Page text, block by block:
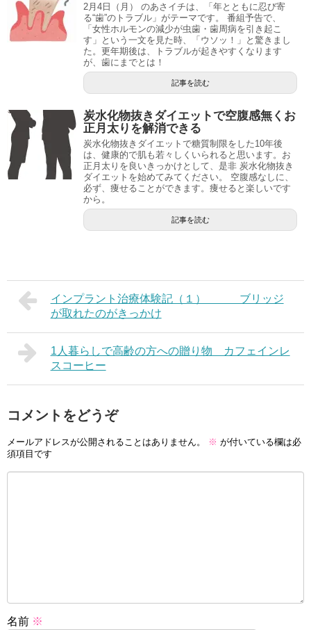
2月4日（月） のあさイチは、「年とともに忍び寄
る“歯”のトラブル」がテーマです。 番組予告で、
「女性ホルモンの減少が虫歯・歯周病を引き起こ
す」という一文を見た時、「ウソッ！」と驚きまし
た。更年期後は、トラブルが起きやすくなります
が、歯にまでとは！
記事を読む
炭水化物抜きダイエットで空腹感無くお
正月太りを解消できる
炭水化物抜きダイエットで糖質制限をした10年後
は、健康的で肌も若々しくいられると思います。お
正月太りを良いきっかけとして、是非 炭水化物抜き
ダイエットを始めてみてください。 空腹感なしに、
必ず、痩せることができます。痩せると楽しいです
から。
記事を読む
インプラント治療体験記（１） ブリッジ
が取れたのがきっかけ
1人暮らしで高齢の方への贈り物 カフェインレ
スコーヒー
コメントをどうぞ
メールアドレスが公開されることはありません。 ※ が付いている欄は必
須項目です
名前 ※